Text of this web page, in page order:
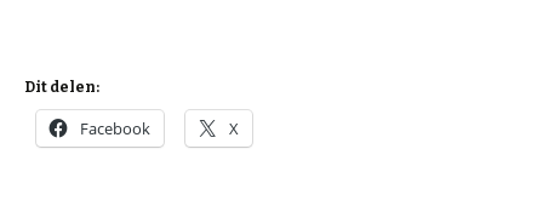
Dit delen:
Facebook X